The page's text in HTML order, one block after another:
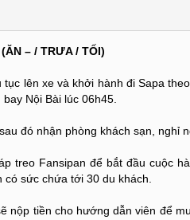
– / TRƯA / TỐI)
lên xe và khởi hành đi Sapa
Nội Bài lúc 06h45.
đó nhận phòng khách sạn, nghỉ
treo Fansipan để bắt đầu cuộc
có sức chứa tới 30 du khách.
nộp tiền cho hướng dẫn viên để